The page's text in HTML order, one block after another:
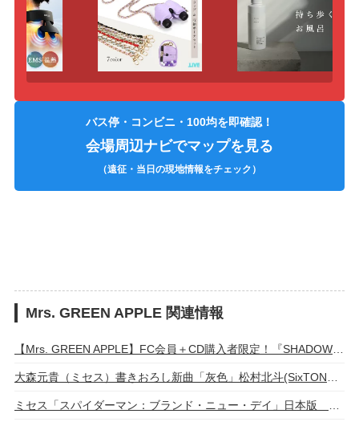
バス停・コンビニ・100均を即確認！
会場周辺ナビでマップを見る
（遠征・当日の現地情報をチェック）
Mrs. GREEN APPLE 関連情報